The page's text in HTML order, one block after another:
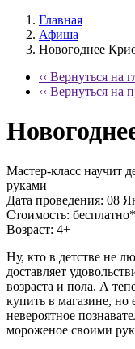
Главная
Афиша
Новогоднее
‹‹ Вернуться на
‹‹ Вернуться
Мастер-класс научит
руками
Дата проведения: 08
Стоимость:
Возраст: 4+
Ну, кто в детстве не
доставляет
возраста и пола. А
купить в магазине, но
невероятное
мороженое своими